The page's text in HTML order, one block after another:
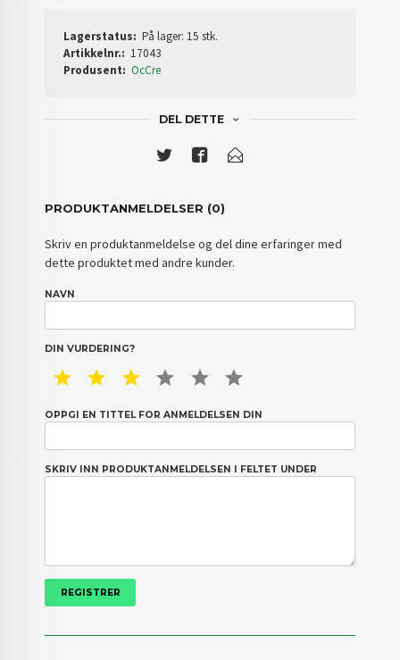
Lagerstatus: På lager: 15 stk.
Artikkelnr.: 17043
Produsent: OcCre
DEL DETTE
PRODUKTANMELDELSER (0)
Skriv en produktanmeldelse og del dine erfaringer med
dette produktet med andre kunder.
NAVN
DIN VURDERING?
1 STAR2 STAR3 STAR4 STAR5 STAR
OPPGI EN TITTEL FOR ANMELDELSEN DIN
SKRIV INN PRODUKTANMELDELSEN I FELTET UNDER